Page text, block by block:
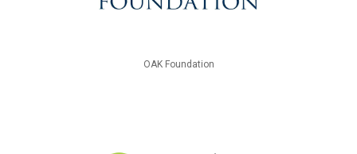
OAK Foundation